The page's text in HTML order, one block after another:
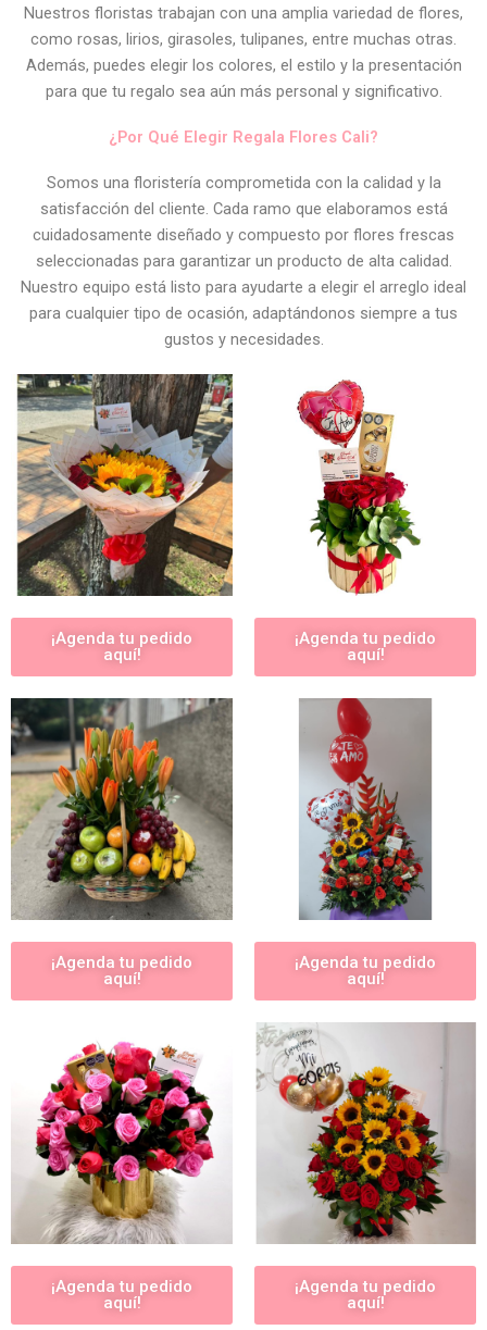
Nuestros floristas trabajan con una amplia variedad de flores,
como rosas, lirios, girasoles, tulipanes, entre muchas otras.
Además, puedes elegir los colores, el estilo y la presentación
para que tu regalo sea aún más personal y significativo.
¿Por Qué Elegir Regala Flores Cali?
Somos una floristería comprometida con la calidad y la
satisfacción del cliente. Cada ramo que elaboramos está
cuidadosamente diseñado y compuesto por flores frescas
seleccionadas para garantizar un producto de alta calidad.
Nuestro equipo está listo para ayudarte a elegir el arreglo ideal
para cualquier tipo de ocasión, adaptándonos siempre a tus
gustos y necesidades.
¡Agenda tu pedido
aquí!
¡Agenda tu pedido
aquí!
¡Agenda tu pedido
aquí!
¡Agenda tu pedido
aquí!
¡Agenda tu pedido
aquí!
¡Agenda tu pedido
aquí!